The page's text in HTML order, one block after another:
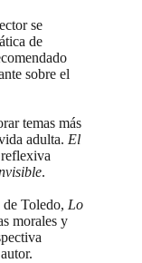
se
de
sobre el
temas más
adulta. El
.
Toledo, Lo
morales y